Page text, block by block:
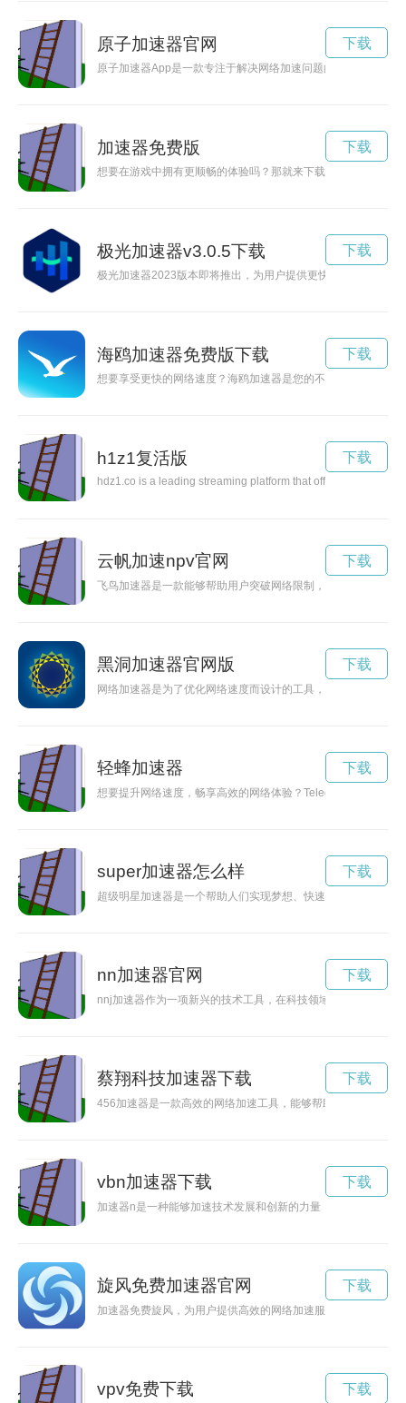
原子加速器官网
原子加速器App是一款专注于解决网络加速问题的应用程序，
下载
加速器免费版
想要在游戏中拥有更顺畅的体验吗？那就来下载9游加速器吧！
下载
极光加速器v3.0.5下载
极光加速器2023版本即将推出，为用户提供更快速、稳定的网
下载
海鸥加速器免费版下载
想要享受更快的网络速度？海鸥加速器是您的不二选择！在海
下载
h1z1复活版
hdz1.co is a leading streaming platform that offers a wide
下载
云帆加速npv官网
飞鸟加速器是一款能够帮助用户突破网络限制，畅游互联网的
下载
黑洞加速器官网版
网络加速器是为了优化网络速度而设计的工具，但有些恶意程
下载
轻蜂加速器
想要提升网络速度，畅享高效的网络体验？Telegreat加速器下
下载
super加速器怎么样
超级明星加速器是一个帮助人们实现梦想、快速进步并取得成
下载
nn加速器官网
nnj加速器作为一项新兴的技术工具，在科技领域中发挥着重要
下载
蔡翔科技加速器下载
456加速器是一款高效的网络加速工具，能够帮助用户提升网络
下载
vbn加速器下载
加速器n是一种能够加速技术发展和创新的力量，正在改变我们
下载
旋风免费加速器官网
加速器免费旋风，为用户提供高效的网络加速服务，让网页加
下载
vpv免费下载 下载